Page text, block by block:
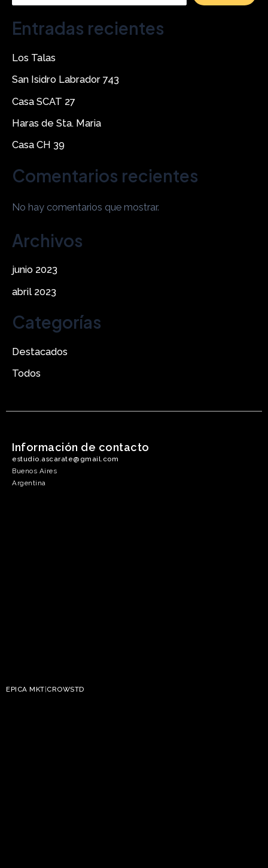
Entradas recientes
Los Talas
San Isidro Labrador 743
Casa SCAT 27
Haras de Sta. Maria
Casa CH 39
Comentarios recientes
No hay comentarios que mostrar.
Archivos
junio 2023
abril 2023
Categorías
Destacados
Todos
Información de contacto
estudio.ascarate@gmail.com
Buenos Aires
Argentina
EPICA MKT|CROWSTD